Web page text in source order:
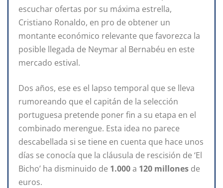
escuchar ofertas por su máxima estrella,
Cristiano Ronaldo, en pro de obtener un
montante económico relevante que favorezca la
posible llegada de Neymar al Bernabéu en este
mercado estival.
Dos años, ese es el lapso temporal que se lleva
rumoreando que el capitán de la selección
portuguesa pretende poner fin a su etapa en el
combinado merengue. Esta idea no parece
descabellada si se tiene en cuenta que hace unos
días se conocía que la cláusula de rescisión de ‘El
Bicho’ ha disminuido de 1.000a 120 millones de
euros.